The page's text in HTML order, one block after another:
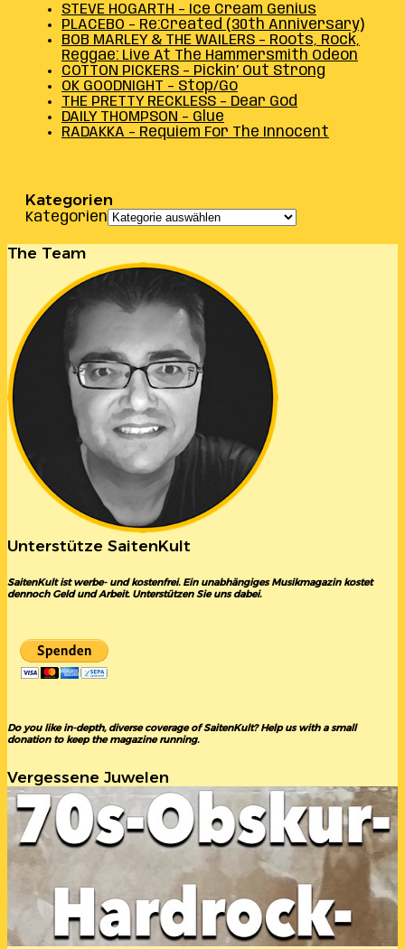
STEVE HOGARTH – Ice Cream Genius
PLACEBO – Re:Created (30th Anniversary)
BOB MARLEY & THE WAILERS – Roots, Rock,
Reggae: Live At The Hammersmith Odeon
COTTON PICKERS – Pickin’ Out Strong
OK GOODNIGHT – Stop/Go
THE PRETTY RECKLESS – Dear God
DAILY THOMPSON – Glue
RADAKKA – Requiem For The Innocent
Kategorien
Kategorien
The Team
Unterstütze SaitenKult
SaitenKult ist werbe- und kostenfrei. Ein unabhängiges Musikmagazin kostet
dennoch Geld und Arbeit. Unterstützen Sie uns dabei.
Do you like in-depth, diverse coverage of SaitenKult? Help us with a small
donation to keep the magazine running.
Vergessene Juwelen